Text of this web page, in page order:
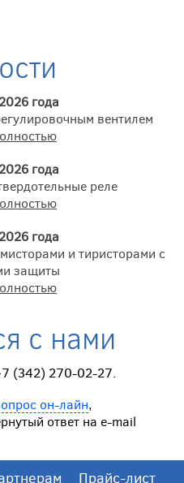
года
вентилем
года
реле
года
и тиристорами с
защиты
с нами
(342) 270-02-27.
он-лайн,
ответ на e-mail
Прайс-лист